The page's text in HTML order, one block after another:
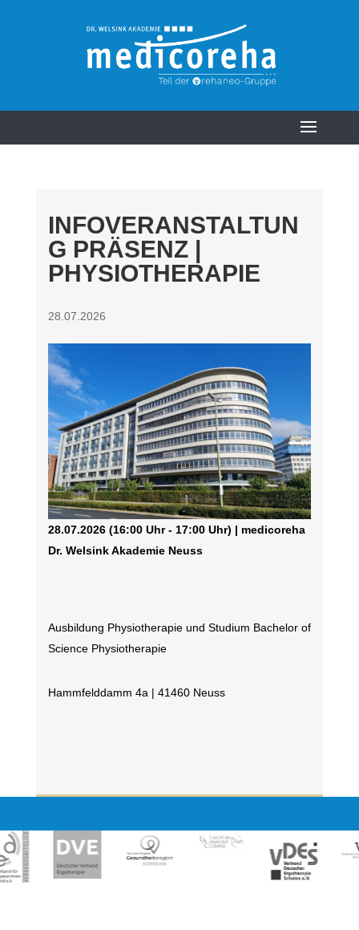
INFOVERANSTALTUN
G PRÄSENZ |
PHYSIOTHERAPIE
28.07.2026
28.07.2026 (16:00 Uhr - 17:00 Uhr) | medicoreha
Dr. Welsink Akademie Neuss
Ausbildung Physiotherapie und Studium Bachelor of
Science Physiotherapie
Hammfelddamm 4a | 41460 Neuss